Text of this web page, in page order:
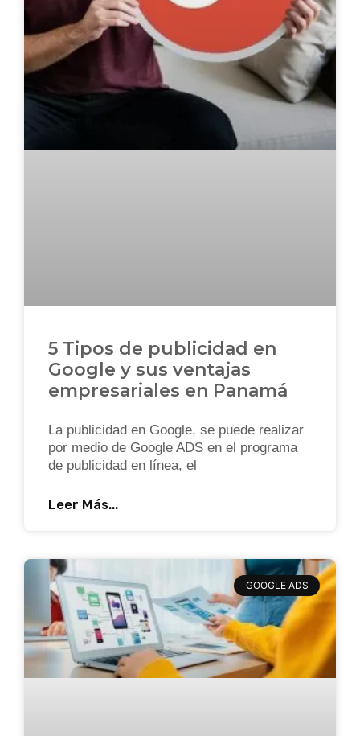
5 Tipos de publicidad en
Google y sus ventajas
empresariales en Panamá
La publicidad en Google, se puede realizar
por medio de Google ADS en el programa
de publicidad en línea, el
Leer Más...
GOOGLE ADS